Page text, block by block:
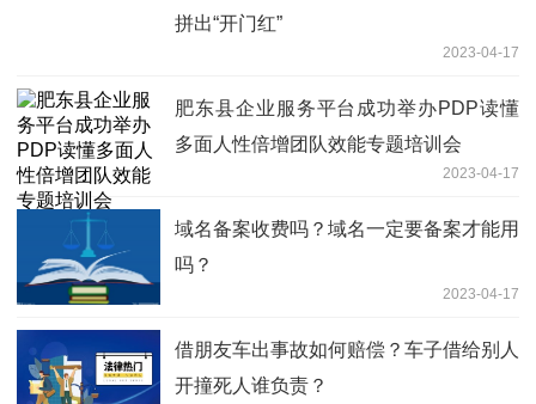
拼出“开门红”
2023-04-17
肥东县企业服务平台成功举办PDP读懂
多面人性倍增团队效能专题培训会
2023-04-17
域名备案收费吗？域名一定要备案才能用
吗？
2023-04-17
借朋友车出事故如何赔偿？车子借给别人
开撞死人谁负责？